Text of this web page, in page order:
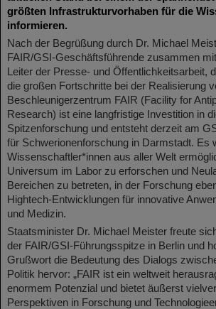
größten Infrastrukturvorhaben für die
informieren.
Nach der Begrüßung durch Dr. Michael
FAIR/GSI-Geschäftsführende zusammen
Leiter der Presse- und Öffentlichkeitsarbeit,
die großen Fortschritte bei der Realisierung
Beschleunigerzentrum FAIR (Facility for
Research) ist eine langfristige Investition in
Spitzenforschung und entsteht derzeit am
für Schwerionenforschung in Darmstadt. Es
Wissenschaftler*innen aus aller Welt
Universum im Labor zu erforschen und
Bereichen zu betreten, in der Forschung
Hightech-Entwicklungen für innovative
und Medizin.
Staatsminister Dr. Michael Meister freute
der FAIR/GSI-Führungsspitze in Berlin und
Grußwort die Bedeutung des Dialogs
Politik hervor: „FAIR ist ein weltweit
enormem Potenzial und bietet äußerst
Perspektiven in Forschung und